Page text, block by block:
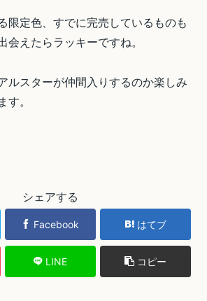
限定色、すでに完売しているものも
会えたらラッキーですね。
ルスターが仲間入りするのか楽しみ
す。
シェアする
Facebook はてブ
LINE コピー